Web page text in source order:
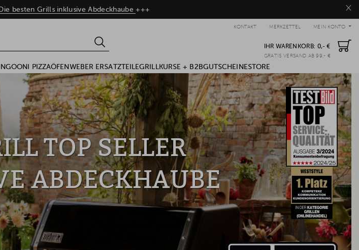
×
Die besten Grills inklusive Abdeckhaube+++
MEIN KONTO
MERKZETTEL
KONTAKT
IHR WARENKORB: 0,- €
GRATIS VERSAND AB 99,- €
OONI PIZZAÖFEN WEBER ERSATZTEILEGRILLKURSE + B2BGUTSCHEINESTORE
TOP SELLER
ABDECKHAUBE